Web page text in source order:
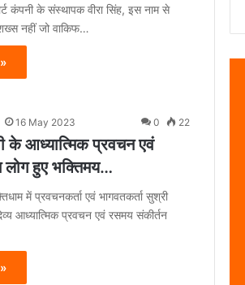
कंपनी के संस्थापक वीरा सिंह, इस नाम से
नहीं जो वाकिफ…
16 May 2023 0 22
के आध्यात्मिक प्रवचन एवं
लोग हुए भक्तिमय…
में प्रवचनकर्ता एवं भागवतकर्ता सुश्री
आध्यात्मिक प्रवचन एवं रसमय संकीर्तन